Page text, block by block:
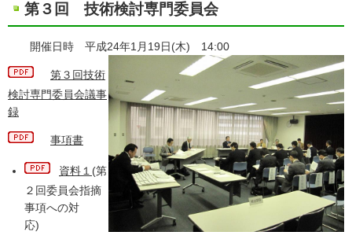
第３回 技術検討専門委員会
開催日時 平成24年1月19日(木) 14:00
第３回技術
検討専門委員会議事
録
事項書
資料１ (第
２回委員会指摘
事項への対
応)